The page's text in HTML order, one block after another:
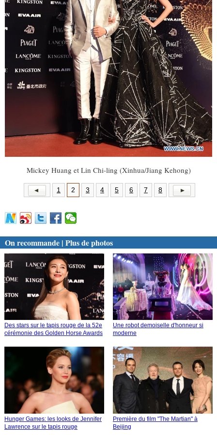
Mickey Huang et Lin Chi-ling (Xinhua/Jiang Kehong)
1 2 3 4 5 6 7 8
On recommande | Plus de photos
Des stars sur le tapis rouge de la 52e
cérémonie des Golden Horse Awards
Une robot demoiselle d'honneur si
moderne
Hunger Games: les looks de Jennifer
Lawrence sur le tapis rouge
Première du film "The Martian" à
Beijing